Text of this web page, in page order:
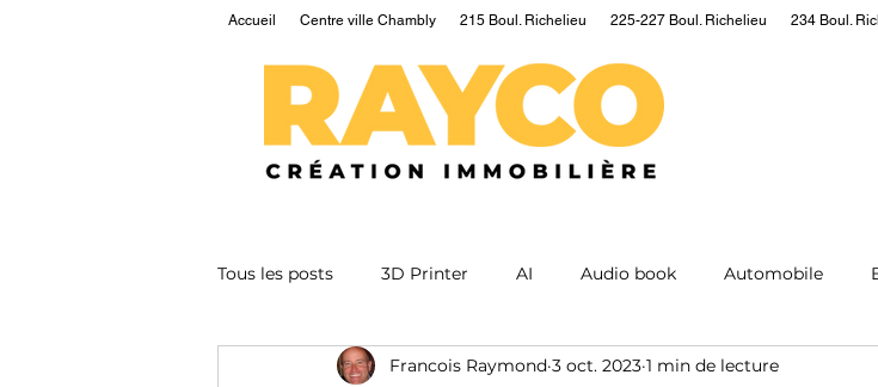
Accueil Centre ville Chambly 215 Boul. Richelieu 225-227 Boul. Richelieu 234 Boul.
Tous les posts 3D Printer AI Audio book Automobile
Fusion Health Hydrogen Information
Francois Raymond 3 oct. 2023 1 min de lecture